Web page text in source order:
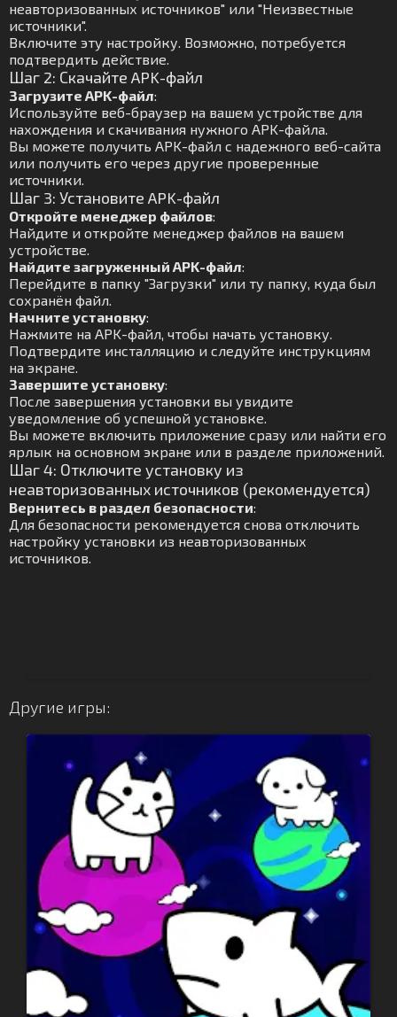
неавторизованных источников" или "Неизвестные
источники".
Включите эту настройку. Возможно, потребуется
подтвердить действие.
Шаг 2: Скачайте APK-файл
Загрузите APK-файл:
Используйте веб-браузер на вашем устройстве для
нахождения и скачивания нужного APK-файла.
Вы можете получить APK-файл с надежного веб-сайта
или получить его через другие проверенные
источники.
Шаг 3: Установите APK-файл
Откройте менеджер файлов:
Найдите и откройте менеджер файлов на вашем
устройстве.
Найдите загруженный APK-файл:
Перейдите в папку "Загрузки" или ту папку, куда был
сохранён файл.
Начните установку:
Нажмите на APK-файл, чтобы начать установку.
Подтвердите инсталляцию и следуйте инструкциям
на экране.
Завершите установку:
После завершения установки вы увидите
уведомление об успешной установке.
Вы можете включить приложение сразу или найти его
ярлык на основном экране или в разделе приложений.
Шаг 4: Отключите установку из
неавторизованных источников (рекомендуется)
Вернитесь в раздел безопасности:
Для безопасности рекомендуется снова отключить
настройку установки из неавторизованных
источников.
Другие игры: